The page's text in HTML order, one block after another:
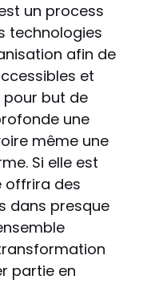
un process
technologies
afin de
et
pour but de
une
même une
Si elle est
offrira des
dans presque
partie en